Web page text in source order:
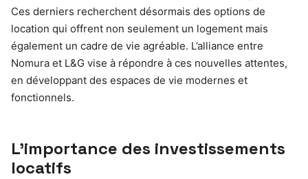
Ces derniers recherchent désormais des options de
location qui offrent non seulement un logement mais
également un cadre de vie agréable. L’alliance entre
Nomura et L&G vise à répondre à ces nouvelles attentes,
en développant des espaces de vie modernes et
fonctionnels.
L’importance des investissements
locatifs